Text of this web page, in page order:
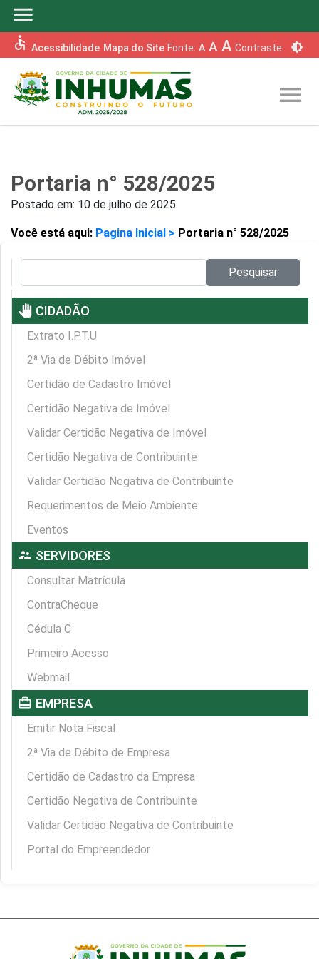
menu
accessible Acessibilidade Mapa do Site Fonte: A A A Contraste: brightness_6
menu
Portaria n° 528/2025
Postado em: 10 de julho de 2025
Você está aqui: Pagina Inicial > Portaria n° 528/2025
Pesquisar
pan_tool CIDADÃO
Extrato I.P.T.U
2ª Via de Débito Imóvel
Certidão de Cadastro Imóvel
Certidão Negativa de Imóvel
Validar Certidão Negativa de Imóvel
Certidão Negativa de Contribuinte
Validar Certidão Negativa de Contribuinte
Requerimentos de Meio Ambiente
Eventos
supervisor_account SERVIDORES
Consultar Matrícula
ContraCheque
Cédula C
Primeiro Acesso
Webmail
card_travel EMPRESA
Emitir Nota Fiscal
2ª Via de Débito de Empresa
Certidão de Cadastro da Empresa
Certidão Negativa de Contribuinte
Validar Certidão Negativa de Contribuinte
Portal do Empreendedor